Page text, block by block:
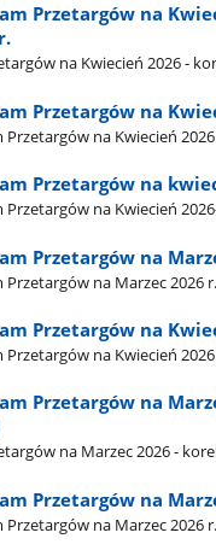
Przetargów na
na Kwiecień 2026 -
Przetargów na
na Kwiecień
Przetargów na
na Kwiecień
Przetargów na
na Marzec 2026
Przetargów na
na Kwiecień
Przetargów na
na Marzec 2026 -
Przetargów na
na Marzec 2026